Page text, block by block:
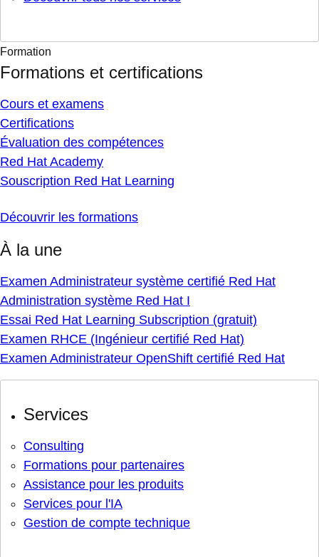
Formation
Formations et certifications
Cours et examens
Certifications
Évaluation des compétences
Red Hat Academy
Souscription Red Hat Learning
Découvrir les formations
À la une
Examen Administrateur système certifié Red Hat
Administration système Red Hat I
Essai Red Hat Learning Subscription (gratuit)
Examen RHCE (Ingénieur certifié Red Hat)
Examen Administrateur OpenShift certifié Red Hat
Services
Consulting
Formations pour partenaires
Assistance pour les produits
Services pour l'IA
Gestion de compte technique